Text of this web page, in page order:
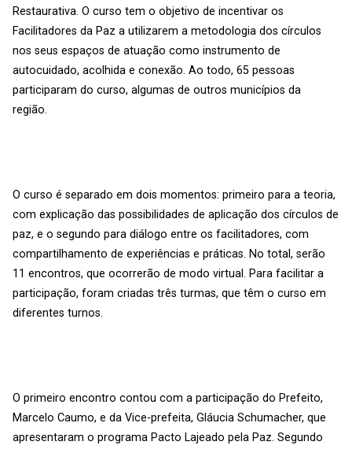
Restaurativa. O curso tem o objetivo de incentivar os
Facilitadores da Paz a utilizarem a metodologia dos círculos
nos seus espaços de atuação como instrumento de
autocuidado, acolhida e conexão. Ao todo, 65 pessoas
participaram do curso, algumas de outros municípios da
região.
O curso é separado em dois momentos: primeiro para a teoria,
com explicação das possibilidades de aplicação dos círculos de
paz, e o segundo para diálogo entre os facilitadores, com
compartilhamento de experiências e práticas. No total, serão
11 encontros, que ocorrerão de modo virtual. Para facilitar a
participação, foram criadas três turmas, que têm o curso em
diferentes turnos.
O primeiro encontro contou com a participação do Prefeito,
Marcelo Caumo, e da Vice-prefeita, Gláucia Schumacher, que
apresentaram o programa Pacto Lajeado pela Paz. Segundo